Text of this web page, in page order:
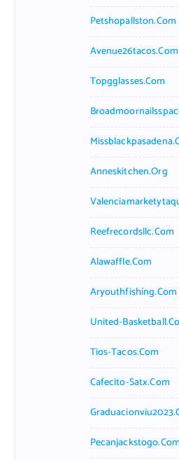
Petshopallston.com
Avenue26tacos.com
Topgglasses.com
Anneskitchen.org
Reefrecordsllc.com
Alawaffle.com
Aryouthfishing.com
United-
Tios-Tacos.com
Cafecito-Satx.com
Pecanjackstogo.com